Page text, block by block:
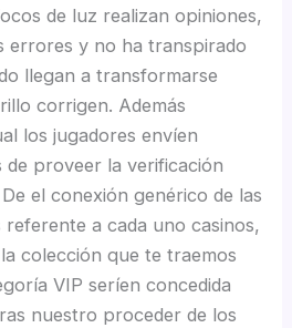
de luz realizan opiniones,
errores y no ha transpirado
llegan a transformarse
corrigen. Además
los jugadores envíen
proveer la verificación
el conexión genérico de las
a cada uno casinos,
colección que te traemos
VIP serí­en concedida
nuestro proceder de los